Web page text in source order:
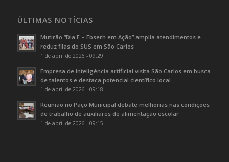
ÚLTIMAS NOTÍCIAS
Mutirão “Dia E – Ebserh em Ação” amplia atendimentos e
reduz filas do SUS em São Carlos
1 de abril de 2026 - 09:29
Empresa de inteligência artificial visita São Carlos em busca
de talentos e destaca potencial científico local
1 de abril de 2026 - 09:18
Reunião no Paço Municipal debate melhorias nas condições
de trabalho de auxiliares de alimentação escolar
1 de abril de 2026 - 09:15